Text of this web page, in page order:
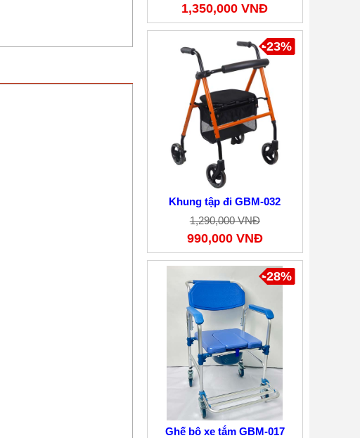
1,350,000 VNĐ
Khung tập đi GBM-032
1,290,000 VNĐ
990,000 VNĐ
-23%
Ghế bô xe tắm GBM-017
-28%